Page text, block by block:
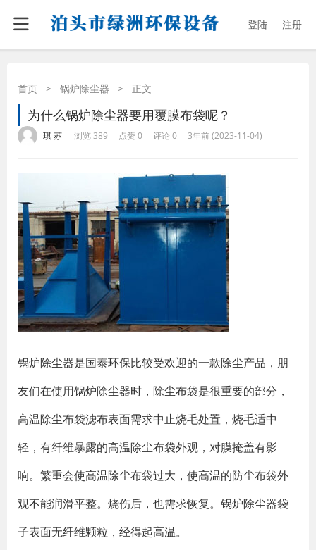
登陆 注册
首页 > 锅炉除尘器 > 正文
为什么锅炉除尘器要用覆膜布袋呢？
琪 苏 浏览 389 点赞 0 评论 0 3年前 (2023-11-04)
锅炉除尘器是国泰环保比较受欢迎的一款除尘产品，朋
友们在使用锅炉除尘器时，除尘布袋是很重要的部分，
高温除尘布袋滤布表面需求中止烧毛处置，烧毛适中
轻，有纤维暴露的高温除尘布袋外观，对膜掩盖有影
响。繁重会使高温除尘布袋过大，使高温的防尘布袋外
观不能润滑平整。烧伤后，也需求恢复。锅炉除尘器袋
子表面无纤维颗粒，经得起高温。